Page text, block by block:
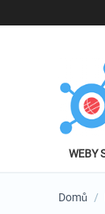
WEBY
Domů /